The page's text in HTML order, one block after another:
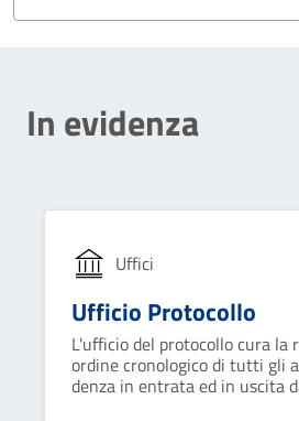
In evidenza
Uffici
Ufficio Protocollo
L'ufficio del protocollo cura la
ordine cronologico di tutti gli
denza in entrata ed in uscita